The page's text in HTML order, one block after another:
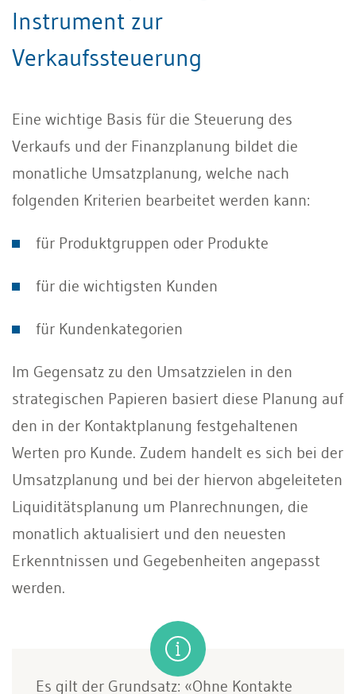
Instrument zur
Verkaufssteuerung
Eine wichtige Basis für die Steuerung des
Verkaufs und der Finanzplanung bildet die
monatliche Umsatzplanung, welche nach
folgenden Kriterien bearbeitet werden kann:
für Produktgruppen oder Produkte
für die wichtigsten Kunden
für Kundenkategorien
Im Gegensatz zu den Umsatzzielen in den
strategischen Papieren basiert diese Planung auf
den in der Kontaktplanung festgehaltenen
Werten pro Kunde. Zudem handelt es sich bei der
Umsatzplanung und bei der hiervon abgeleiteten
Liquiditätsplanung um Planrechnungen, die
monatlich aktualisiert und den neuesten
Erkenntnissen und Gegebenheiten angepasst
werden.
Es gilt der Grundsatz: «Ohne Kontakte